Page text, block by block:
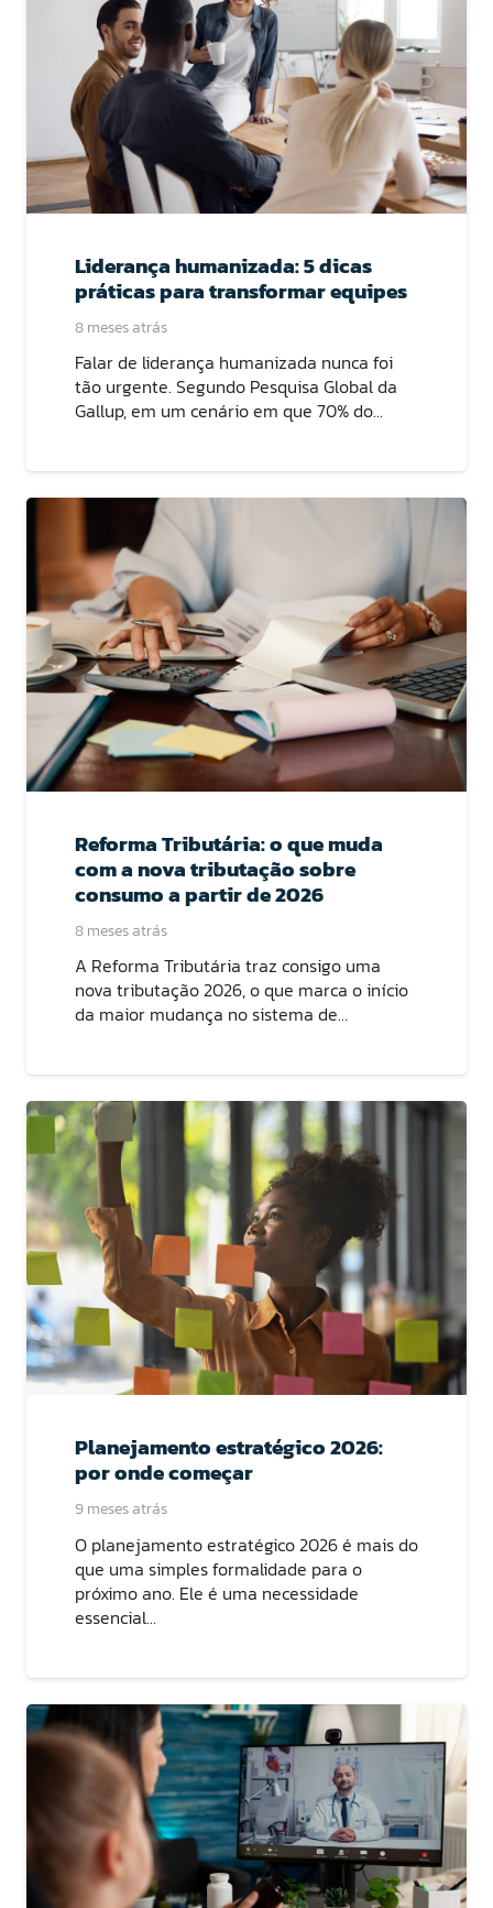
Liderança humanizada: 5 dicas
práticas para transformar equipes
8 meses atrás
Falar de liderança humanizada nunca foi
tão urgente. Segundo Pesquisa Global da
Gallup, em um cenário em que 70% do…
Reforma Tributária: o que muda
com a nova tributação sobre
consumo a partir de 2026
8 meses atrás
A Reforma Tributária traz consigo uma
nova tributação 2026, o que marca o início
da maior mudança no sistema de…
Planejamento estratégico 2026:
por onde começar
9 meses atrás
O planejamento estratégico 2026 é mais do
que uma simples formalidade para o
próximo ano. Ele é uma necessidade
essencial…